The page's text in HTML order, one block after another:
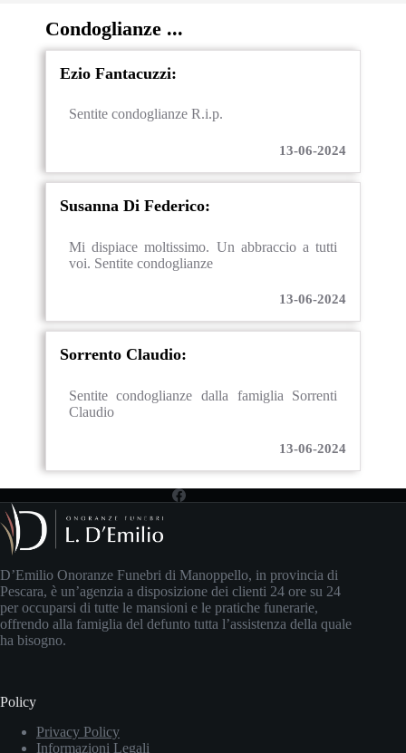
Condoglianze ...
Ezio Fantacuzzi:
Sentite condoglianze R.i.p.
13-06-2024
Susanna Di Federico:
Mi dispiace moltissimo. Un abbraccio a tutti
voi. Sentite condoglianze
13-06-2024
Sorrento Claudio:
Sentite condoglianze dalla famiglia Sorrenti
Claudio
13-06-2024
D’Emilio Onoranze Funebri di Manoppello, in provincia di
Pescara, è un’agenzia a disposizione dei clienti 24 ore su 24
per occuparsi di tutte le mansioni e le pratiche funerarie,
offrendo alla famiglia del defunto tutta l’assistenza della quale
ha bisogno.
Policy
Privacy Policy
Informazioni Legali